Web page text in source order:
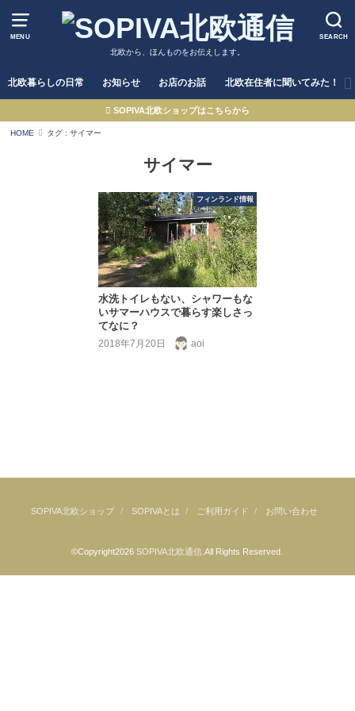
MENU SEARCH
北欧から、ほんものをお伝えします。
北欧暮らしの日常 お知らせ お店のお話 北欧在住者に聞いてみた！
SOPIVA北欧ショップはこちらから
HOME タグ : サイマー
サイマー
フィンランド情報
水洗トイレもない、シャワーもな
いサマーハウスで暮らす楽しさっ
てなに？
2018年7月20日 aoi
SOPIVA北欧ショップ SOPIVAとは ご利用ガイド お問い合わせ
©Copyright2026SOPIVA北欧通信 .All Rights Reserved.